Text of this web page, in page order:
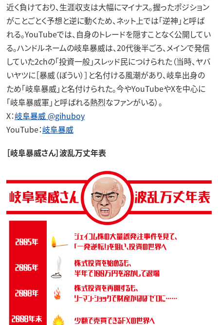
近く負けており、生涯収支は大幅にマイナス。握ったポジション
がことごとく予想と逆に動くため、ネット上では「逆神」と呼ば
れる。YouTubeでは、自身のトレードを隠すことなく公開してい
る。ハンドルネームの岐阜暴威は、20代後半ごろ、メインで発信
していた2chの「投資一般」スレッド民につけられた（当時、ヤバ
いヤツに［暴威（ぼうい）］と名付ける風潮があり、岐阜出身の
ため「岐阜暴威」と名付けられた。今やYouTubeやXを中心に
「岐阜暴威軍」と呼ばれる熱烈なファンがいる）。
X：岐阜暴威 @gihuboy
YouTube：岐阜暴威
［岐阜暴威さん］波乱万丈年表